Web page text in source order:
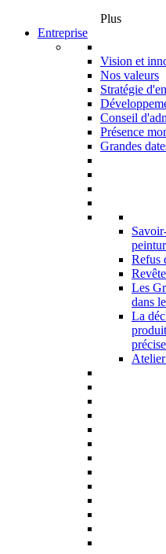
Plus
Entreprise
Vision et
Nos valeurs
Stratégie
Conseil
Présence
Grandes
Refus
Les
dans
La